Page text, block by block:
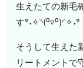
生えたての新毛
す°˖✧◝(⁰▿⁰)◜✧˖°
そうして生えた
リートメントで